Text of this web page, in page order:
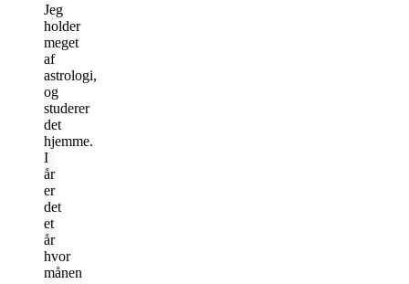
Jeg
holder
meget
af
astrologi,
og
studerer
det
hjemme.
I
år
er
det
et
år
hvor
månen